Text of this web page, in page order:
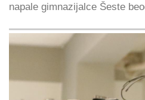
napale gimnazijalce Šeste